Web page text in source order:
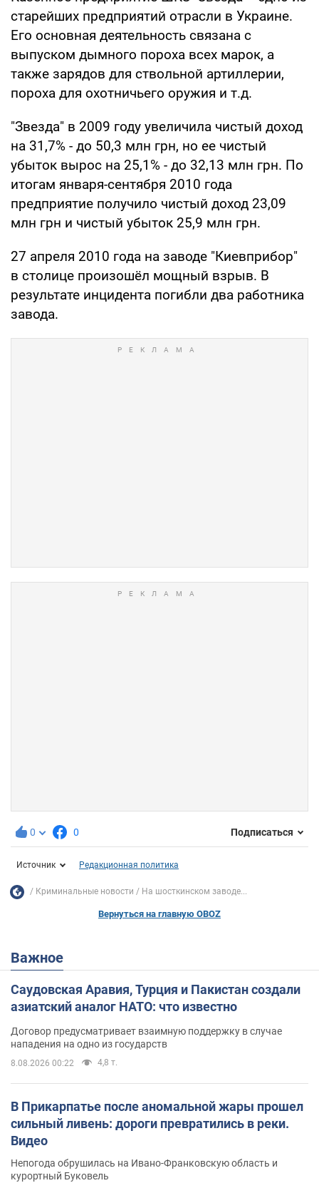
старейших предприятий отрасли в Украине.
Его основная деятельность связана с
выпуском дымного пороха всех марок, а
также зарядов для ствольной артиллерии,
пороха для охотничьего оружия и т.д.
"Звезда" в 2009 году увеличила чистый доход
на 31,7% - до 50,3 млн грн, но ее чистый
убыток вырос на 25,1% - до 32,13 млн грн. По
итогам января-сентября 2010 года
предприятие получило чистый доход 23,09
млн грн и чистый убыток 25,9 млн грн.
27 апреля 2010 года на заводе "Киевприбор"
в столице произошёл мощный взрыв. В
результате инцидента погибли два работника
завода.
0 0 Подписаться
Источник Редакционная политика
Криминальные новости На шосткинском заводе...
Вернуться на главную OBOZ
Важное
Саудовская Аравия, Турция и Пакистан создали
азиатский аналог НАТО: что известно
Договор предусматривает взаимную поддержку в случае
нападения на одно из государств
8.08.2026 00:22 4,8 т.
В Прикарпатье после аномальной жары прошел
сильный ливень: дороги превратились в реки.
Видео
Непогода обрушилась на Ивано-Франковскую область и
курортный Буковель